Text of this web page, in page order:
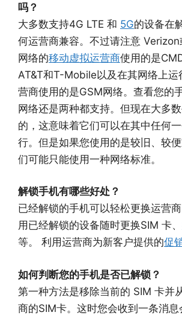
吗？
大多数支持4G LTE 和 5G的设备在
何运营商兼容。不过请注意
网络的移动虚拟运营商使用的是
AT&T和T-Mobile以及在其网络上运
营商使用的是GS​​M网络。查看您的
网络还是两种都支持。但现在大多
的，这意味着它们可以在其中任何
行。但是如果您使用的是较旧、较
们可能只能使用一种网络标准。
解锁手机有哪些好处？
已经解锁的手机可以轻松更换运营
用已经解锁的设备随时更换SIM 卡、
等。 利用运营商为新客户提供的促
如何判断您的手机是否已解锁？
第一种方法是移除当前的 SIM 卡并
商的SIM卡。这时您会收到一条消息